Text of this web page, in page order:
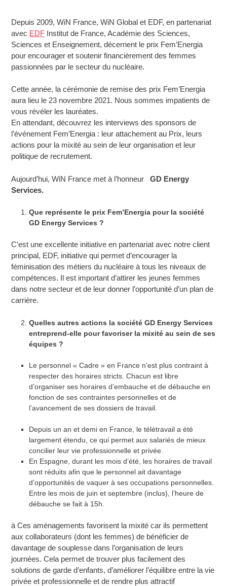
Depuis 2009, WiN France, WiN Global et EDF, en partenariat
avec EDF Institut de France, Académie des Sciences,
Sciences et Enseignement, décernent le prix Fem’Energia
pour encourager et soutenir financièrement des femmes
passionnées par le secteur du nucléaire.
Cette année, la cérémonie de remise des prix Fem’Energia
aura lieu le 23 novembre 2021. Nous sommes impatients de
vous révéler les lauréates.
En attendant, découvrez les interviews des sponsors de
l’événement Fem’Energia : leur attachement au Prix, leurs
actions pour la mixité au sein de leur organisation et leur
politique de recrutement.
Aujourd’hui, WiN France met à l’honneur
GD Energy
Services.
Que représente le prix Fem’Energia pour la société
GD Energy Services ?
C’est une excellente initiative en partenariat avec notre client
principal, EDF, initiative qui permet d’encourager la
féminisation des métiers du nucléaire à tous les niveaux de
compétences. Il est important d’attirer les jeunes femmes
dans notre secteur et de leur donner l’opportunité d’un plan de
carrière.
Quelles autres actions la société GD Energy Services
entreprend-elle pour favoriser la mixité au sein de ses
équipes ?
Le personnel « Cadre » en France n’est plus contraint à
respecter des horaires stricts. Chacun est libre
d’organiser ses horaires d’embauche et de débauche en
fonction de ses contraintes personnelles et de
l’avancement de ses dossiers de travail.
Depuis un an et demi en France, le télétravail a été
largement étendu, ce qui permet aux salariés de mieux
concilier leur vie professionnelle et privée.
En Espagne, durant les mois d’été, les horaires de travail
sont réduits afin que le personnel ait davantage
d’opportunités de vaquer à ses occupations personnelles.
Entre les mois de juin et septembre (inclus), l’heure de
débauche se fait à 15h.
à Ces aménagements favorisent la mixité car ils permettent
aux collaborateurs (dont les femmes) de bénéficier de
davantage de souplesse dans l’organisation de leurs
journées. Cela permet de trouver plus facilement des
solutions de garde d’enfants, d’améliorer l’équilibre entre la vie
privée et professionnelle et de rendre plus attractif